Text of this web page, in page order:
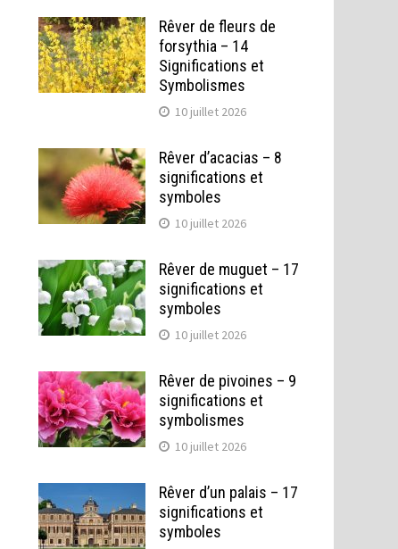
Rêver de fleurs de
forsythia – 14
Significations et
Symbolismes
10 juillet 2026
Rêver d’acacias – 8
significations et
symboles
10 juillet 2026
Rêver de muguet – 17
significations et
symboles
10 juillet 2026
Rêver de pivoines – 9
significations et
symbolismes
10 juillet 2026
Rêver d’un palais – 17
significations et
symboles